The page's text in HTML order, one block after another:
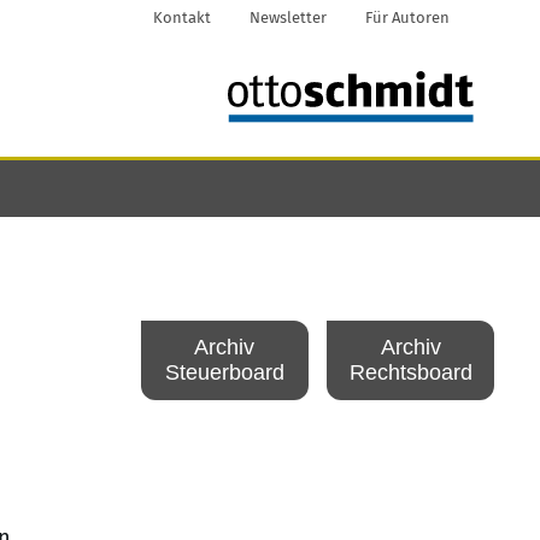
Kontakt Newsletter Für Autoren
Archiv
Steuerboard
Archiv
Rechtsboard